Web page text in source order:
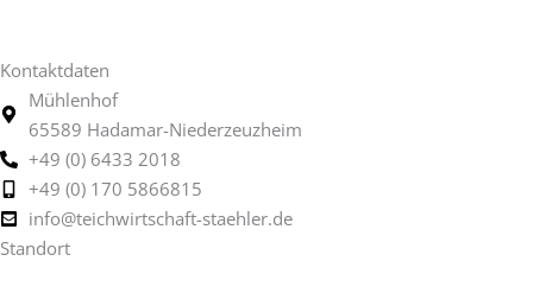
Kontaktdaten
Mühlenhof
65589 Hadamar-Niederzeuzheim
+49 (0) 6433 2018
+49 (0) 170 5866815
info@teichwirtschaft-staehler.de
Standort